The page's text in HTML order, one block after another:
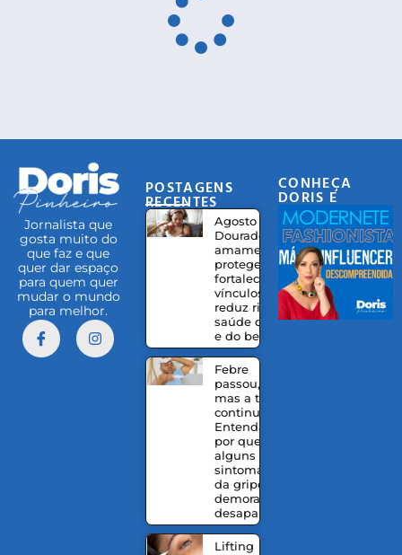
Jornalista que
gosta muito do
que faz e que
quer dar espaço
para quem quer
mudar o mundo
para melhor.
POSTAGENS
RECENTES
Agosto
Dourado:
amamentação
protege,
fortalece
vínculos e
reduz riscos à
saúde da mãe
e do bebê
Febre
passou,
mas a tosse
continua?
Entenda
por que
alguns
sintomas
da gripe
demoram a
desaparecer
Lifting
CONHEÇA
DORIS E
EQUIPE